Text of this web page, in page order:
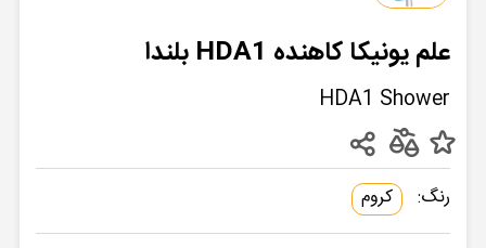
علم یونیکا کاهنده HDA1 بلندا
HDA1 Shower
رنگ: کروم